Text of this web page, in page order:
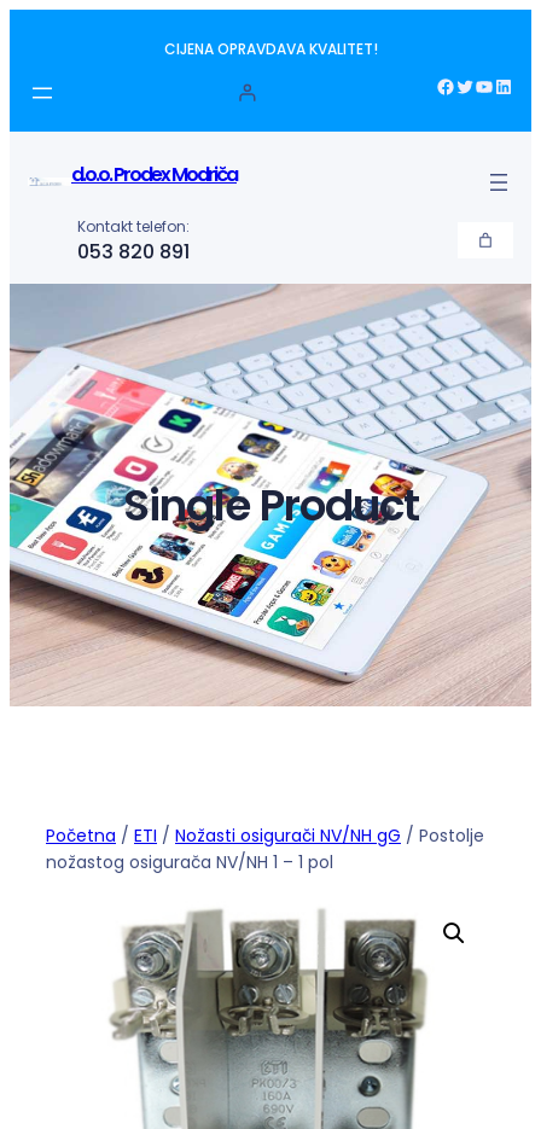
sadržaj
CIJENA OPRAVDAVA KVALITET!
Facebook Twitter YouTube LinkedIn
d.o.o. Prodex Modriča
Kontakt telefon:
053 820 891
Single Product
Početna / ETI / Nožasti osigurači NV/NH gG / Postolje
nožastog osigurača NV/NH 1 – 1 pol